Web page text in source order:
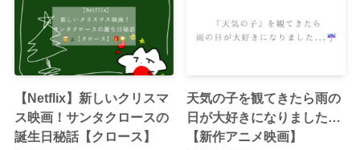
【Netflix】新しいクリスマ
ス映画！サンタクロースの
誕生日秘話【クロース】
天気の子を観てきたら雨の
日が大好きになりました…
【新作アニメ映画】